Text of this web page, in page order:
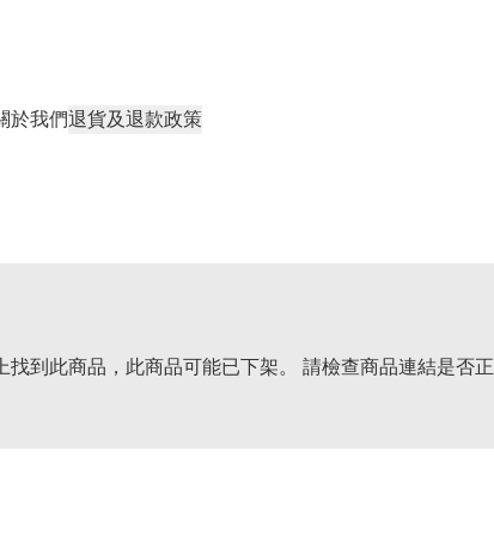
於我們退貨及退款政策
找到此商品，此商品可能已下架。 請檢查商品連結是否正